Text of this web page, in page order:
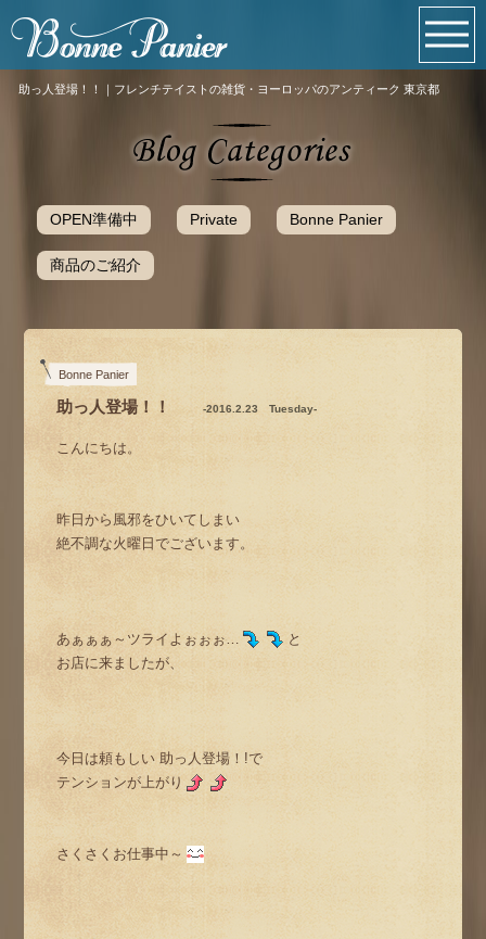
助っ人登場！！｜フレンチテイストの雑貨・ヨーロッパのアンティーク 東京都
OPEN準備中 Private Bonne Panier
商品のご紹介
Bonne Panier
助っ人登場！！ -2016.2.23 Tuesday-
こんにちは。
昨日から風邪をひいてしまい
絶不調な火曜日でございます。
あぁぁぁ～ツライよぉぉぉ…
と
お店に来ましたが、
今日は頼もしい 助っ人登場！!で
テンションが上がり
さくさくお仕事中～